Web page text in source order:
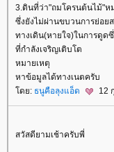
3.ดินที่ว่า"ถมโครนต้นไม้"ห
ซึ่งยังไม่ผ่านขบวนการย่อย
ทางเดิน(หายใจ)ในการดูด
ที่กำลังเจริญเติบโต
หมายเหตุ
หาข้อมูลได้ทางเนตครับ
ดย: ธนูคือลุงแอ็ด 12
สวัสดียามเช้าครับพี่